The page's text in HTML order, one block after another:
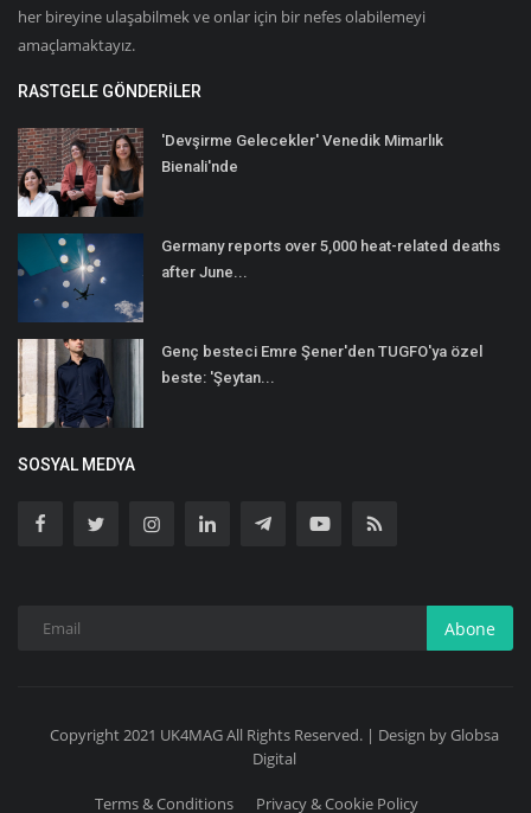
her bireyine ulaşabilmek ve onlar için bir nefes olabilemeyi
amaçlamaktayız.
RASTGELE GÖNDERILER
'Devşirme Gelecekler' Venedik Mimarlık
Bienali'nde
Germany reports over 5,000 heat-related deaths
after June...
Genç besteci Emre Şener'den TUGFO'ya özel
beste: 'Şeytan...
SOSYAL MEDYA
Abone
Copyright 2021 UK4MAG All Rights Reserved. | Design by Globsa
Digital
Terms & Conditions Privacy & Cookie Policy